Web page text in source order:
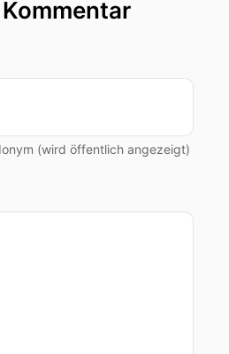
(wird öffentlich angezeigt)